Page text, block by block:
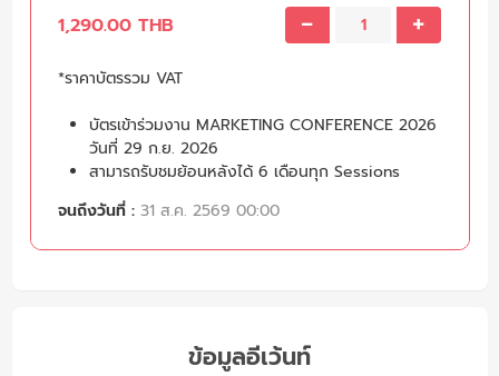
1,290.00 THB
*ราคาบัตรรวม VAT
บัตรเข้าร่วมงาน MARKETING CONFERENCE 2026
วันที่ 29 ก.ย. 2026
สามารถรับชมย้อนหลังได้ 6 เดือนทุก Sessions
จนถึงวันที่ : 31 ส.ค. 2569 00:00
ข้อมูลอีเว้นท์